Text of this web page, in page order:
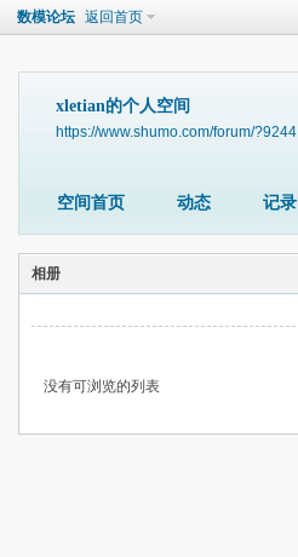
数模论坛 返回首页
xletian的个人空间
https://www.shumo.com/forum/?9244
空间首页 动态 记录
相册
没有可浏览的列表